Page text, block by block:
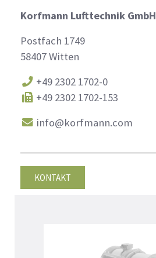
Korfmann Lufttechnik GmbH
Postfach 1749
58407 Witten
+49 2302 1702-0
+49 2302 1702-153
info@korfmann.com
KONTAKT